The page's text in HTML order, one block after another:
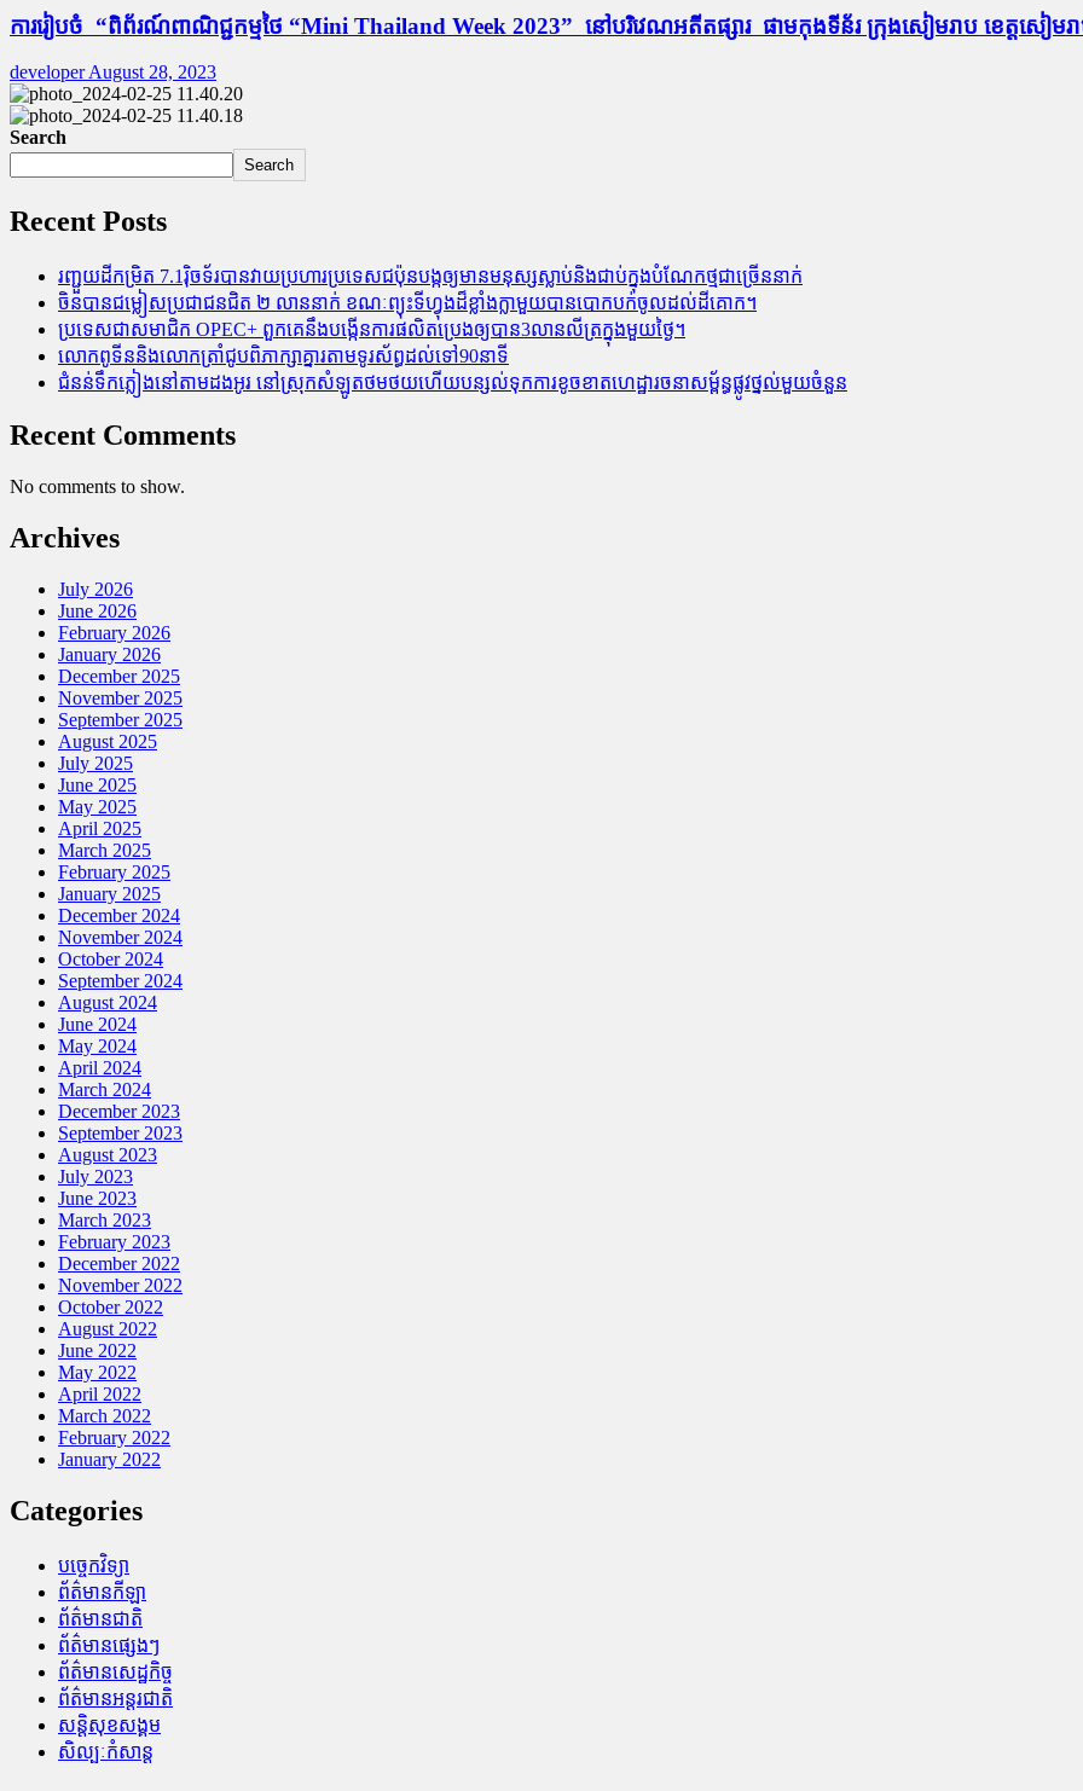
ការ​រៀប​ចំ “​ពិព័រណ៍​ពាណិជ្ជកម្មថៃ “Mini Thailand Week 2023” នៅបរិវេណអតីតផ្សារ​ ផាមកុងទីន័រ ក្រុងសៀមរាប ខេត្តសៀម
developerAugust 28, 2023
Search
Search
Recent Posts
រញ្ជួយដីកម្រិត​ 7.1រ៉ិចទ័របានវាយប្រហារប្រទេសជប៉ុនបង្កឲ្យមានមនុស្សស្លាប់​និង​ជាប់ក្នុងបំណែកថ្មជាច្រើននាក់
ចិនបានជម្លៀសប្រជាជនជិត ២ លាននាក់ ខណៈព្យុះទីហ្វុងដ៏ខ្លាំងក្លាមួយបានបោកបក់ចូលដល់ដីគោក។
ប្រទេសជាសមាជិក OPEC+​ ពួកគេនឹងបង្កើនការផលិតប្រេងឲ្យបាន3លានលីត្រក្នុងមួយថ្ងៃ។
លោកពូទីននិងលោកត្រាំជូបពិភាក្សាគ្នារតាមទូរស័ព្ធដល់ទៅ90នាទី
ជំនន់​ទឹកភ្លៀង​នៅ​តាម​ដងអូរ​ នៅ​ស្រុក​សំឡូត​ថមថយ​ហើយ​បន្សល់​ទុក​ការ​ខូចខាត​ហេដ្ឋារចនាសម្ព័ន្ធ​ផ្លូវថ្នល់​មួយ​ចំនួន
Recent Comments
No comments to show.
Archives
July 2026
June 2026
February 2026
January 2026
December 2025
November 2025
September 2025
August 2025
July 2025
June 2025
May 2025
April 2025
March 2025
February 2025
January 2025
December 2024
November 2024
October 2024
September 2024
August 2024
June 2024
May 2024
April 2024
March 2024
December 2023
September 2023
August 2023
July 2023
June 2023
March 2023
February 2023
December 2022
November 2022
October 2022
August 2022
June 2022
May 2022
April 2022
March 2022
February 2022
January 2022
Categories
បច្ចេកវិទ្យា
ព័ត៌មានកីឡា
ព័ត៌មានជាតិ
ព័ត៌មានផ្សេងៗ
ព័ត៌មានសេដ្ឋកិច្ច
ព័ត៌មានអន្តរជាតិ
សន្តិសុខសង្គម
សិល្បៈកំសាន្ត